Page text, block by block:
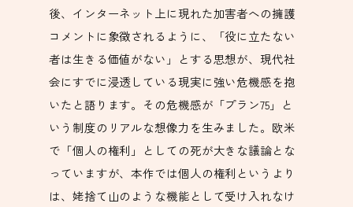
後、インターネット上に現れた加害者への擁護
コメントに象徴されるように、「役に立たない
者は生きる価値がない」とする思想が、現代社
会にすでに浸透している現実に強い危機感を抱
いたと語ります。その危機感が「プラン75」と
いう制度のリアルな想像力を生みました。欧米
で「個人の権利」としての死が大きな議論とな
っていますが、本作では個人の権利というより
は、姥捨て山のような機能として受け入れなけ